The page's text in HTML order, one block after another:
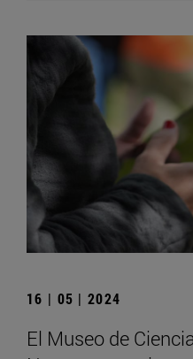
16 | 05 | 2024
El Museo de